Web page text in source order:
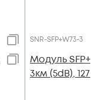
SNR-SFP+W73-3
Модуль SFP+
3км (5dB),